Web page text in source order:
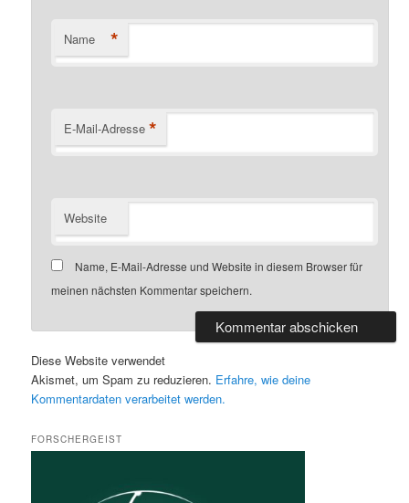
Name *
E-Mail-Adresse *
Website
Name, E-Mail-Adresse und Website in diesem Browser für
meinen nächsten Kommentar speichern.
Diese Website verwendet
Akismet, um Spam zu reduzieren. Erfahre, wie deine
Kommentardaten verarbeitet werden.
FORSCHERGEIST